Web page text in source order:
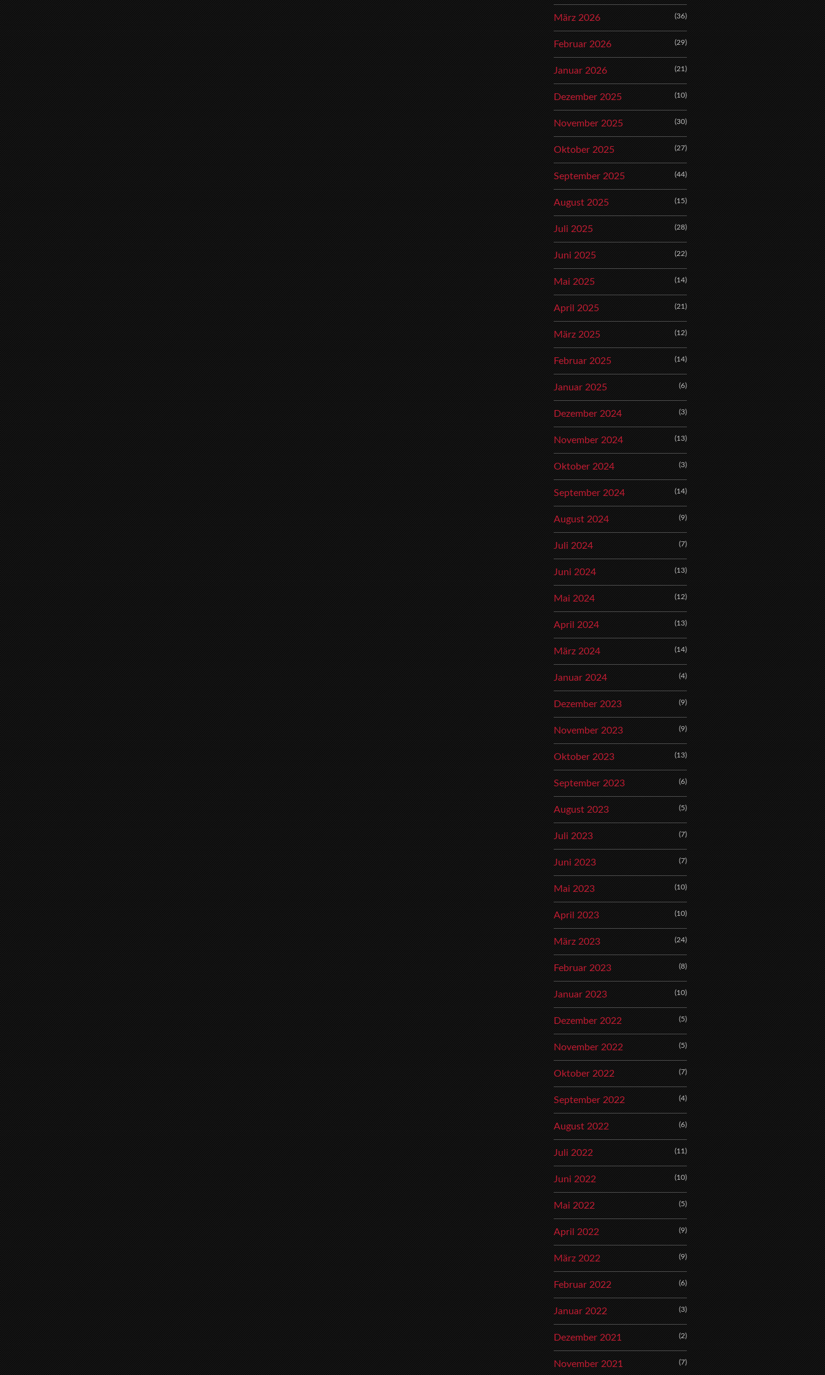
März 2026 (36)
Februar 2026 (29)
Januar 2026 (21)
Dezember 2025 (10)
November 2025 (30)
Oktober 2025 (27)
September 2025 (44)
August 2025 (15)
Juli 2025 (28)
Juni 2025 (22)
Mai 2025 (14)
April 2025 (21)
März 2025 (12)
Februar 2025 (14)
Januar 2025 (6)
Dezember 2024 (3)
November 2024 (13)
Oktober 2024 (3)
September 2024 (14)
August 2024 (9)
Juli 2024 (7)
Juni 2024 (13)
Mai 2024 (12)
April 2024 (13)
März 2024 (14)
Januar 2024 (4)
Dezember 2023 (9)
November 2023 (9)
Oktober 2023 (13)
September 2023 (6)
August 2023 (5)
Juli 2023 (7)
Juni 2023 (7)
Mai 2023 (10)
April 2023 (10)
März 2023 (24)
Februar 2023 (8)
Januar 2023 (10)
Dezember 2022 (5)
November 2022 (5)
Oktober 2022 (7)
September 2022 (4)
August 2022 (6)
Juli 2022 (11)
Juni 2022 (10)
Mai 2022 (5)
April 2022 (9)
März 2022 (9)
Februar 2022 (6)
Januar 2022 (3)
Dezember 2021 (2)
November 2021 (7)